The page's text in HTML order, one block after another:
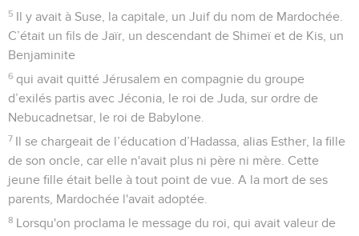
5 Il y avait à Suse, la capitale, un Juif du nom de Mardochée.
C’était un fils de Jaïr, un descendant de Shimeï et de Kis, un
Benjaminite
6 qui avait quitté Jérusalem en compagnie du groupe
d’exilés partis avec Jéconia, le roi de Juda, sur ordre de
Nebucadnetsar, le roi de Babylone.
7 Il se chargeait de l’éducation d’Hadassa, alias Esther, la fille
de son oncle, car elle n'avait plus ni père ni mère. Cette
jeune fille était belle à tout point de vue. A la mort de ses
parents, Mardochée l'avait adoptée.
8 Lorsqu'on proclama le message du roi, qui avait valeur de